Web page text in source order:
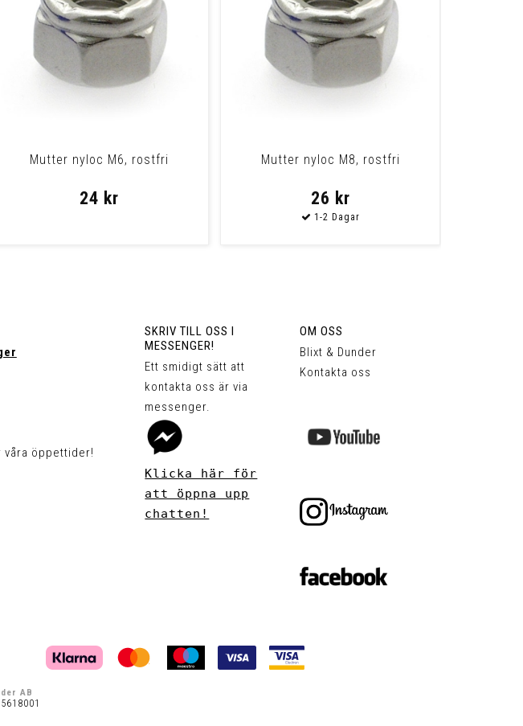
Mutter nyloc M6, rostfri
24 kr
Mutter nyloc M8, rostfri
26 kr
våra öppettider!
SKRIV TILL OSS I
MESSENGER!
Ett smidigt sätt att
kontakta oss är via
messenger.
Klicka här för
att öppna upp
chatten!
OM OSS
Blixt & Dunder
Kontakta oss
AB